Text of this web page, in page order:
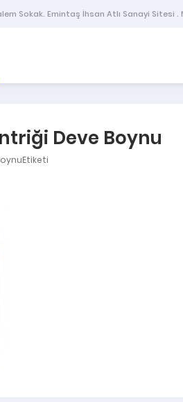
Sokak. Emintaş İhsan Atlı Sanayi Sitesi .
Deve Boynu